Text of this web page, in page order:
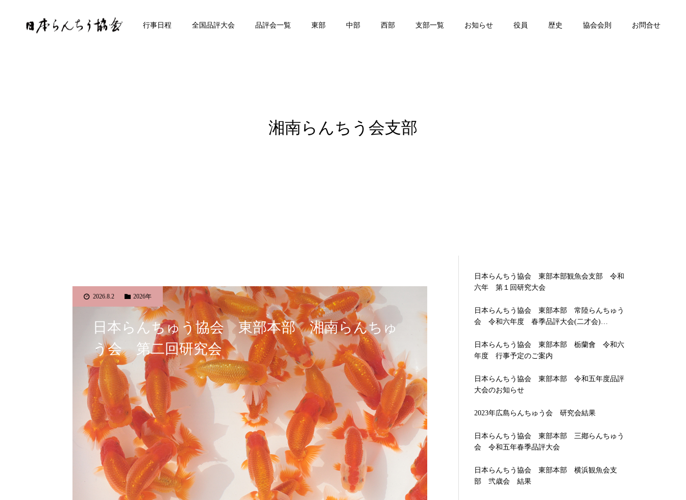
トップ 行事日程 全国品評大会 品評会一覧 東部 中部 西部 支部一覧 お知らせ 役員 歴史 協会会則 お問合せ
湘南らんちう会支部
2026.8.2 2026年
日本らんちゅう協会 東部本部 湘南らんちゅ
う会 第二回研究会
日本らんちう協会 東部本部観魚会支部 令和
六年 第１回研究大会
日本らんちう協会 東部本部 常陸らんちゅう
会 令和六年度 春季品評大会(二才会)…
日本らんちう協会 東部本部 栃蘭會 令和六
年度 行事予定のご案内
日本らんちう協会 東部本部 令和五年度品評
大会のお知らせ
2023年広島らんちゅう会 研究会結果
日本らんちう協会 東部本部 三鄕らんちゅう
会 令和五年春季品評大会
日本らんちう協会 東部本部 横浜観魚会支
部 弐歳会 結果